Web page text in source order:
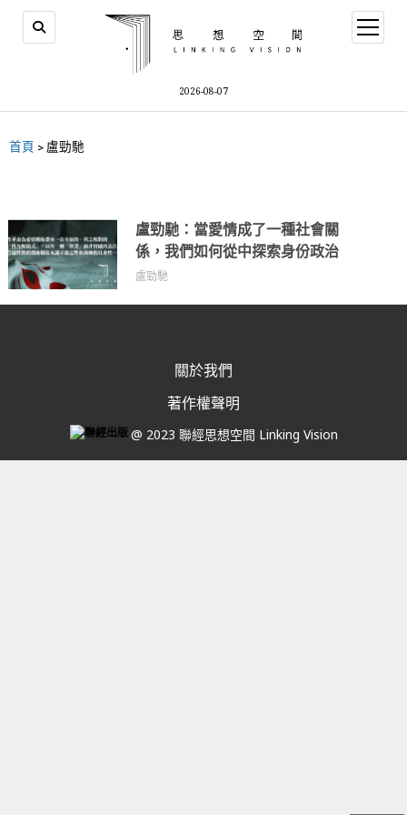
2026-08-07
首頁 > 盧勁馳
盧勁馳：當愛情成了一種社會關
係，我們如何從中探索身份政治
盧勁馳
關於我們
著作權聲明
@ 2023 聯經思想空間 Linking Vision